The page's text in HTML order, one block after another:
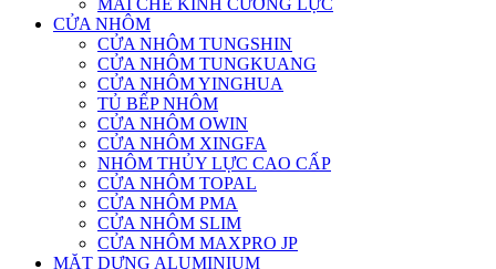
MÁI CHE KÍNH CƯỜNG LỰC
CỬA NHÔM
CỬA NHÔM TUNGSHIN
CỬA NHÔM TUNGKUANG
CỬA NHÔM YINGHUA
TỦ BẾP NHÔM
CỬA NHÔM OWIN
CỬA NHÔM XINGFA
NHÔM THỦY LỰC CAO CẤP
CỬA NHÔM TOPAL
CỬA NHÔM PMA
CỬA NHÔM SLIM
CỬA NHÔM MAXPRO JP
MẶT DỰNG ALUMINIUM